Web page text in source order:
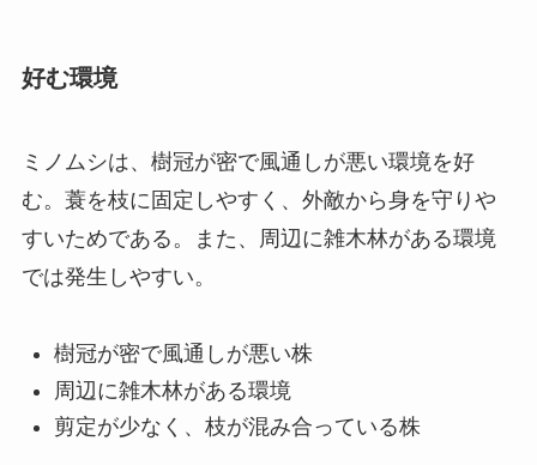
好む環境
ミノムシは、樹冠が密で風通しが悪い環境を好
む。蓑を枝に固定しやすく、外敵から身を守りや
すいためである。また、周辺に雑木林がある環境
では発生しやすい。
樹冠が密で風通しが悪い株
周辺に雑木林がある環境
剪定が少なく、枝が混み合っている株